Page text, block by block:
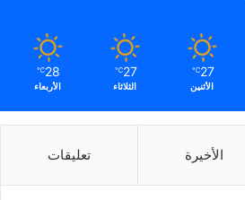
27
℃
الأثنين
27
℃
الثلاثاء
28
℃
الأربعاء
الأخيرة تعليقات